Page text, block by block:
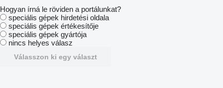
Hogyan írná le röviden a portálunkat?
speciális gépek hirdetési oldala
speciális gépek értékesítője
speciális gépek gyártója
nincs helyes válasz
Válasszon ki egy választ